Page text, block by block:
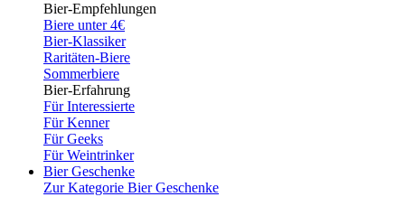
Bier-Empfehlungen
Biere unter 4€
Bier-Klassiker
Raritäten-Biere
Sommerbiere
Bier-Erfahrung
Für Interessierte
Für Kenner
Für Geeks
Für Weintrinker
Bier Geschenke
Zur Kategorie Bier Geschenke